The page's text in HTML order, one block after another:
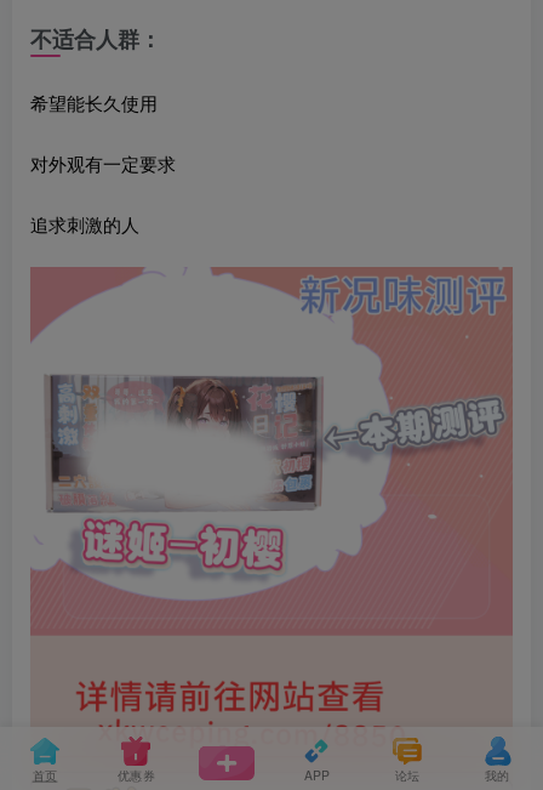
不适合人群：
希望能长久使用
对外观有一定要求
追求刺激的人
首页 优惠券 APP 论坛 我的